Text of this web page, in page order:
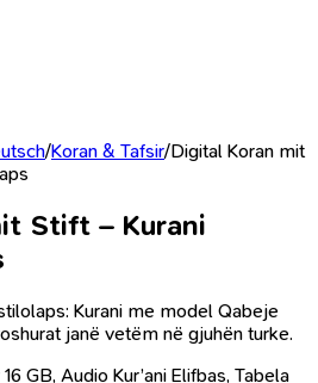
/Koran & Tafsir/Digital Koran mit
Stift – Kurani
Kurani me model Qabeje
janë vetëm në gjuhën turke.
GB, Audio Kur’ani Elifbas, Tabela